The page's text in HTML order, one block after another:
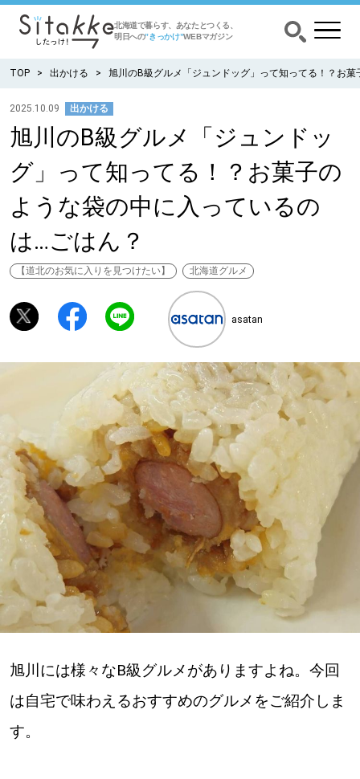
北海道で暮らす、あなたとつくる、
明日への”きっかけ”WEBマガジン
CATEGORY カテゴリー
食べる
暮らす
みがく
ゆるむ
SitakkeTV
LOCAL ローカルエリア
札幌
道北
道南
TOP 出かける 旭川のB級グルメ「ジュンドッグ」って知ってる！？お
2025.10.09 出かける
旭川のB級グルメ「ジュンドッ
グ」って知ってる！？お菓子の
ような袋の中に入っているの
は…ごはん？
【道北のお気に入りを見つけたい】 北海道グルメ
asatan
旭川には様々なB級グルメがありますよね。今回
は自宅で味わえるおすすめのグルメをご紹介しま
す。